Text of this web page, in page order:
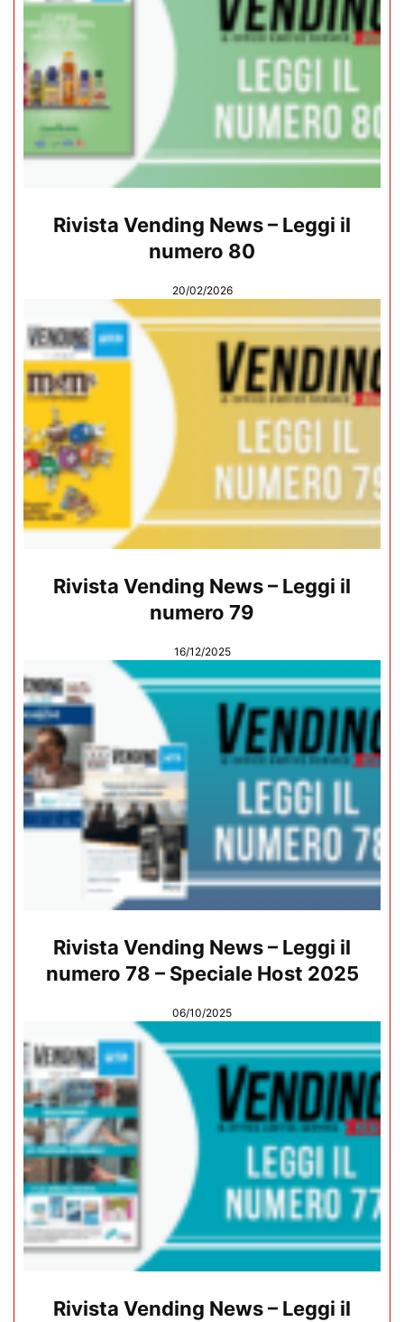
Rivista Vending News – Leggi il
numero 80
20/02/2026
Rivista Vending News – Leggi il
numero 79
16/12/2025
Rivista Vending News – Leggi il
numero 78 – Speciale Host 2025
06/10/2025
Rivista Vending News – Leggi il